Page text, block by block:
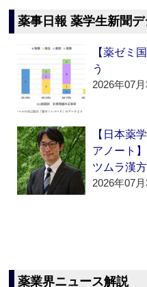
薬事日報 薬学生新聞
【薬ゼミ
う
2026年07
【日本薬
アノート
ツムラ漢
2026年07
薬業界ニュース解説